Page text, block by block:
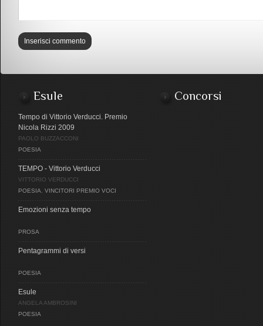
Esule
Tempo di Vittorio Verducci. Premio
Nicola Rizzi 2009
PAOLO BUZZACCONI
POESIA
TEMPO - Vittorio Verducci
VITTORIO VERDUCCI
POESIA
VINCITORI PREMIO VOCI
Emozioni senza tempo
PROSA
Pentagrammi di versi
POESIA
Esule
ANGELA AMBROSINI
POESIA
Concorsi